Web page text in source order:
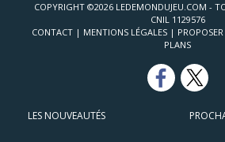
COPYRIGHT ©2026 LEDEMONDUJEU.COM -
CNIL 1129576
CONTACT | MENTIONS LÉGALES |
PLANS
LES NOUVEAUTÉS